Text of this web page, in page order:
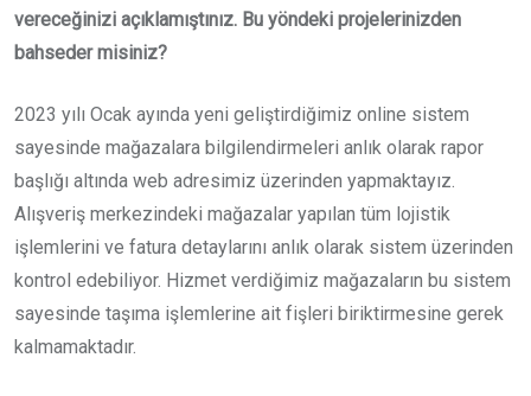
vereceğinizi açıklamıştınız. Bu yöndeki projelerinizden
bahseder misiniz?
2023 yılı Ocak ayında yeni geliştirdiğimiz online sistem
sayesinde mağazalara bilgilendirmeleri anlık olarak rapor
başlığı altında web adresimiz üzerinden yapmaktayız.
Alışveriş merkezindeki mağazalar yapılan tüm lojistik
işlemlerini ve fatura detaylarını anlık olarak sistem üzerinden
kontrol edebiliyor. Hizmet verdiğimiz mağazaların bu sistem
sayesinde taşıma işlemlerine ait fişleri biriktirmesine gerek
kalmamaktadır.